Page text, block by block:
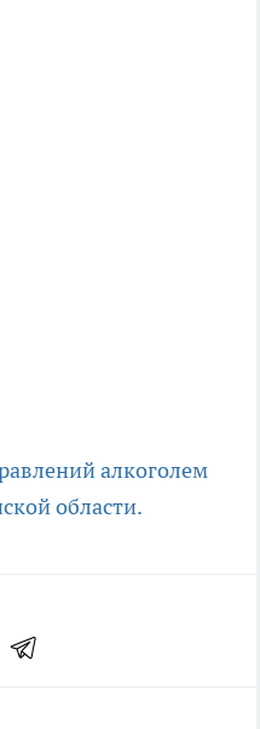
алкоголем
области.